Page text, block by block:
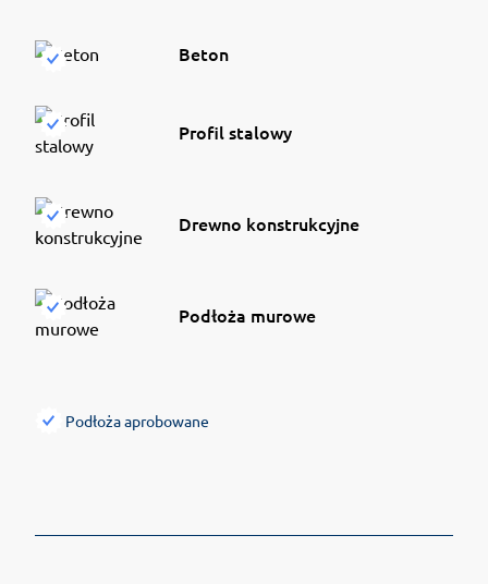
Beton
Profil stalowy
Drewno konstrukcyjne
Podłoża murowe
Podłoża aprobowane